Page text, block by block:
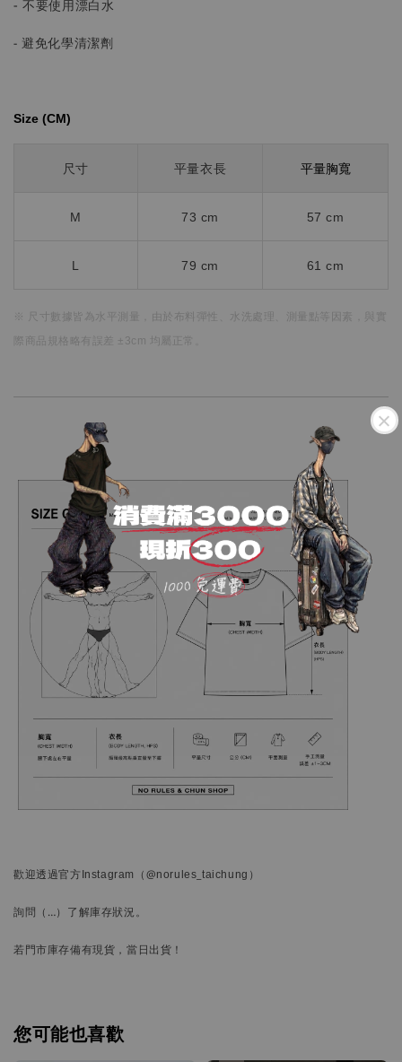
-不要使用漂白水
- 避免化學清潔劑
Size (CM)⁡⁡
尺寸 平量衣長 平量胸寬
M 73 cm 57 cm
L 79 cm 61 cm
※ 尺寸數據皆為水平測量， 由於布料彈性、水洗處理、測量點等因素，
與實
際商品規格略有誤差 ±3cm 均屬正常。
歡迎透過官方Instagram （@norules_taichung）
詢問 （…） 了解庫存狀況。
若門市庫存備有現貨，當日出貨！
您可能也喜歡